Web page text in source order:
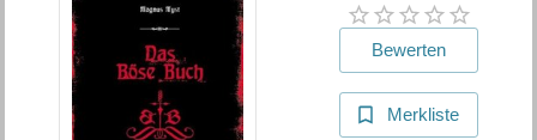
Bewerten
Merkliste